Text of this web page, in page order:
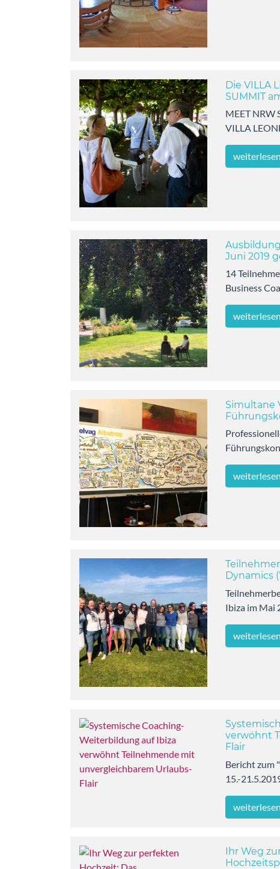
Die VILLA
SUMMIT
MEET NRW
VILLA
weiterlesen
Juni 2019
14
Business
weiterlesen
Simultane
weiterlesen
Dynamics
Ibiza im Mai
weiterlesen
verwöhnt
Flair
Bericht zum
15.-
weiterlesen
Ihr Weg